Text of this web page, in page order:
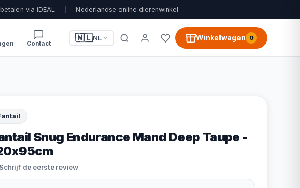
via iDEAL Nederlandse online dierenwinkel
Contact
🇳🇱NL Winkelwagen 0
Snug Endurance Mand Deep Taupe -
Schrijf de eerste review